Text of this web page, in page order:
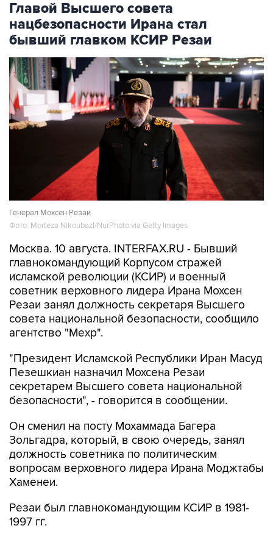
бывший главком КСИР Резаи
Генерал Мохсен Резаи
Фото: Morteza Nikoubazl/NurPhoto via Getty Images
Москва. 10 августа. INTERFAX.RU - Бывший
исламской революции (КСИР) и военный
советник верховного лидера Ирана Мохсен
Резаи занял должность секретаря Высшего
совета национальной безопасности, сообщило
агентство "Мехр".
"Президент Исламской Республики Иран Масуд
секретарем Высшего совета национальной
безопасности", - говорится в сообщении.
Он сменил на посту Мохаммада Багера
должность советника по политическим
вопросам верховного лидера Ирана Моджтабы
Хаменеи.
Резаи был главнокомандующим КСИР в 1981-
Иран